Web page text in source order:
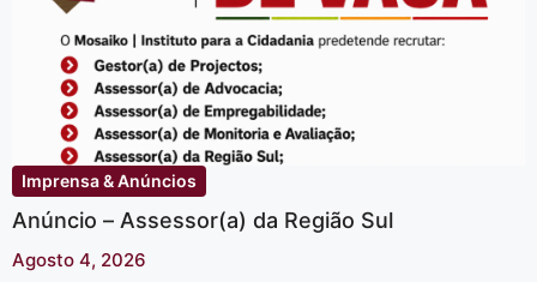
Imprensa & Anúncios
Anúncio – Assessor(a) da Região Sul
Agosto 4, 2026